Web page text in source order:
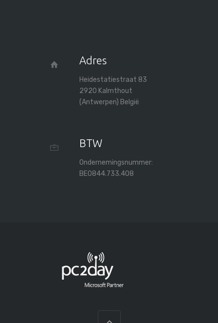
Adres
Heidestatiestraat 83
2920 Kalmthout
(Antwerpen) België
BTW
Ondernemingsnummer:
BE0844.733.408